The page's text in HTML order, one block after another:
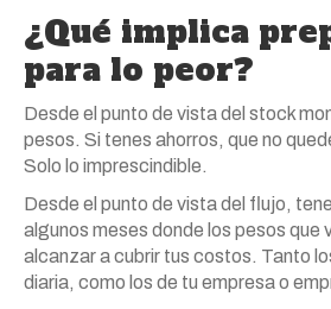
¿Qué implica
para lo peor?
Desde el punto de vista del stock
pesos. Si tenes ahorros, que no
Solo lo imprescindible.
Desde el punto de vista del flujo,
algunos meses donde los pesos que
alcanzar a cubrir tus costos. Tanto
diaria, como los de tu empresa o